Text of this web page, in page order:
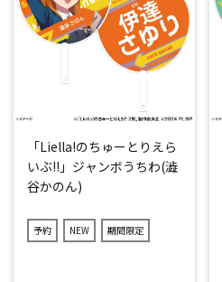
「Liella!のちゅーとりえら
いぶ!!」ジャンボうちわ(澁
谷かのん)
予約 NEW 期間限定